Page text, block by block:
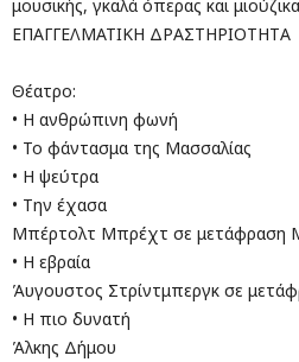
μουσικής, γκαλά όπερας και
ΕΠΑΓΓΕΛΜΑΤΙΚΗ ΔΡΑΣΤΗΡΙΟΤΗΤA
Θέατρο:
• Η ανθρώπινη φωνή
• Το φάντασμα της Μασσαλίας
• Η ψεύτρα
• Την έχασα
Μπέρτολτ Μπρέχτ σε μετάφραση
• Η εβραία
Άυγουστος Στρίντμπεργκ σε
• Η πιο δυνατή
Άλκης Δήμου